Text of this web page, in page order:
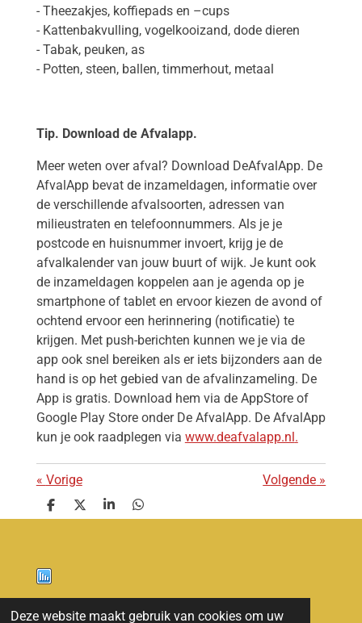
Deze website maakt gebruik van cookies om uw
- Theezakjes, koffiepads en –cups
- Kattenbakvulling, vogelkooizand, dode dieren
- Tabak, peuken, as
- Potten, steen, ballen, timmerhout, metaal
Tip. Download de Afvalapp.
Meer weten over afval? Download DeAfvalApp. De
AfvalApp bevat de inzameldagen, informatie over
de verschillende afvalsoorten, adressen van
milieustraten en telefoonnummers. Als je je
postcode en huisnummer invoert, krijg je de
afvalkalender van jouw buurt of wijk. Je kunt ook
de inzameldagen koppelen aan je agenda op je
smartphone of tablet en ervoor kiezen de avond of
ochtend ervoor een herinnering (notificatie) te
krijgen. Met push-berichten kunnen we je via de
app ook snel bereiken als er iets bijzonders aan de
hand is op het gebied van de afvalinzameling. De
App is gratis. Download hem via de AppStore of
Google Play Store onder De AfvalApp. De AfvalApp
kun je ook raadplegen via www.deafvalapp.nl.
« Vorige Volgende »
D
e
D
e
S
h
D
e
Nieuws